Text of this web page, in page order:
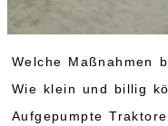
Welche Maßnahmen
Wie klein und billig
Aufgepumpte